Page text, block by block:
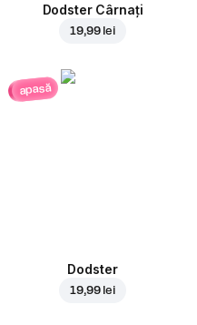
Dodster Cârnați
19,99 lei
apasă
Dodster
19,99 lei